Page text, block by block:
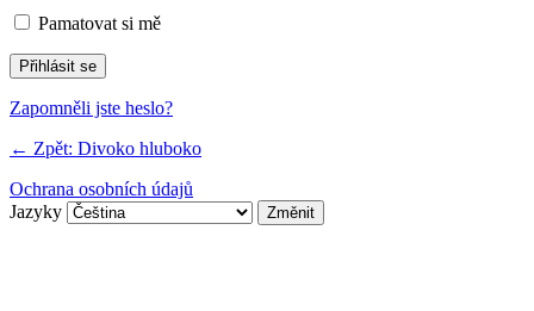
Pamatovat si mě
Zapomněli jste heslo?
← Zpět: Divoko hluboko
Ochrana osobních údajů
Jazyky